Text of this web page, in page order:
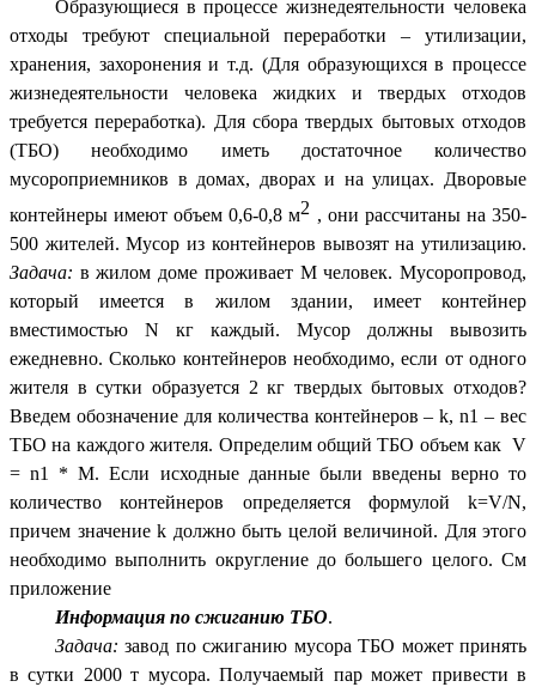
Образующиеся в процессе жизнедеятельности человека
отходы требуют специальной переработки – утилизации,
хранения, захоронения и т.д. (Для образующихся в процессе
жизнедеятельности человека жидких и твердых отходов
требуется переработка). Для сбора твердых бытовых отходов
(ТБО) необходимо иметь достаточное количество
мусороприемников в домах, дворах и на улицах. Дворовые
контейнеры имеют объем 0,6-0,8 м2 , они рассчитаны на 350-
500 жителей. Мусор из контейнеров вывозят на утилизацию.
Задача: в жилом доме проживает М человек. Мусоропровод,
который имеется в жилом здании, имеет контейнер
вместимостью N кг каждый. Мусор должны вывозить
ежедневно. Сколько контейнеров необходимо, если от одного
жителя в сутки образуется 2 кг твердых бытовых отходов?
Введем обозначение для количества контейнеров – k, n1 – вес
ТБО на каждого жителя. Определим общий ТБО объем как V
= n1 * M. Если исходные данные были введены верно то
количество контейнеров определяется формулой k=V/N,
причем значение k должно быть целой величиной. Для этого
необходимо выполнить округление до большего целого. См
приложение
Информация по сжиганию ТБО.
Задача:завод по сжиганию мусора ТБО может принять
в сутки 2000 т мусора. Получаемый пар может привести в